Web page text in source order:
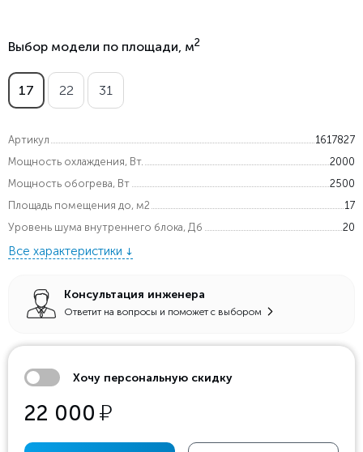
Выбор модели по площади, м2
17 22 31
Артикул
1617827
Мощность охлаждения, Вт.
2000
Мощность обогрева, Вт
2500
Площадь помещения до, м2
17
Уровень шума внутреннего блока, Дб
20
Все характеристики
Консультация инженера
Ответит на вопросы и поможет с выбором
Хочу персональную скидку
22 000 у